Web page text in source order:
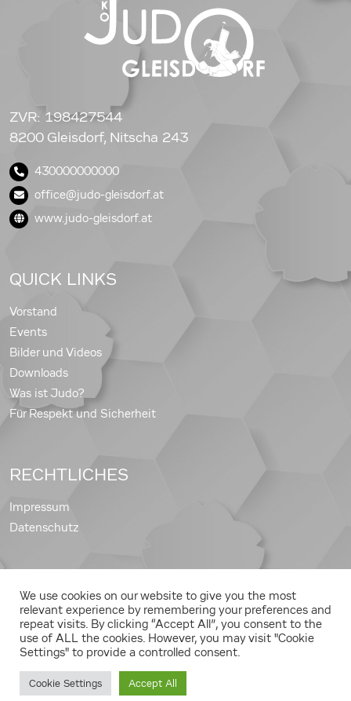
We use cookies on our website to give you the most
relevant experience by remembering your preferences and
repeat visits. By clicking “Accept All”, you consent to the
use of ALL the cookies. However, you may visit "Cookie
Settings" to provide a controlled consent.
Cookie Settings Accept All
ZVR: 198427544
8200 Gleisdorf, Nitscha 243
430000000000
office@judo-gleisdorf.at
www.judo-gleisdorf.at
QUICK LINKS
Vorstand
Events
Bilder und Videos
Downloads
Was ist Judo?
Für Respekt und Sicherheit
RECHTLICHES
Impressum
Datenschutz
Copyright © 2026 Judo Gleisdorf